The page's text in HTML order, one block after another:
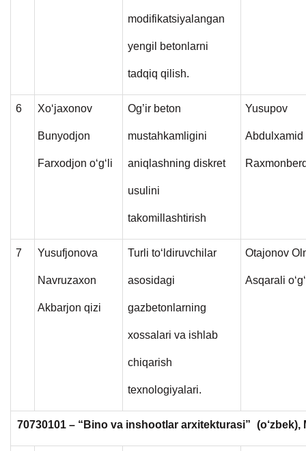
modifikatsiyalangan
yengil betonlarni
tadqiq qilish.
6 Xo‘jaxonov
Bunyodjon
Farxodjon o‘g‘li
Og’ir beton
mustahkamligini
aniqlashning diskret
usulini
takomillashtirish
Yusupov
Abdulxamid
7 Yusufjonova
Navruzaxon
Akbarjon qizi
Turli to‘ldiruvchilar
asosidagi
gazbetonlarning
xossalari va ishlab
chiqarish
texnologiyalari.
Otajonov
Asqarali
70730101 – “Bino va inshootlar arxitekturasi” (o‘zbek),